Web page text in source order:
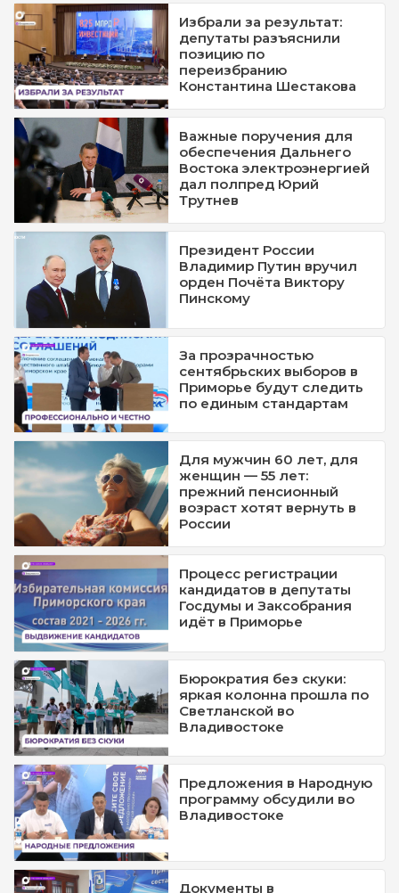
Избрали за результат:
депутаты разъяснили
позицию по
переизбранию
Константина Шестакова
Важные поручения для
обеспечения Дальнего
Востока электроэнергией
дал полпред Юрий
Трутнев
Президент России
Владимир Путин вручил
орден Почёта Виктору
Пинскому
За прозрачностью
сентябрьских выборов в
Приморье будут следить
по единым стандартам
Для мужчин 60 лет, для
женщин — 55 лет:
прежний пенсионный
возраст хотят вернуть в
России
Процесс регистрации
кандидатов в депутаты
Госдумы и Заксобрания
идёт в Приморье
Бюрократия без скуки:
яркая колонна прошла по
Светланской во
Владивостоке
Предложения в Народную
программу обсудили во
Владивостоке
Документы в